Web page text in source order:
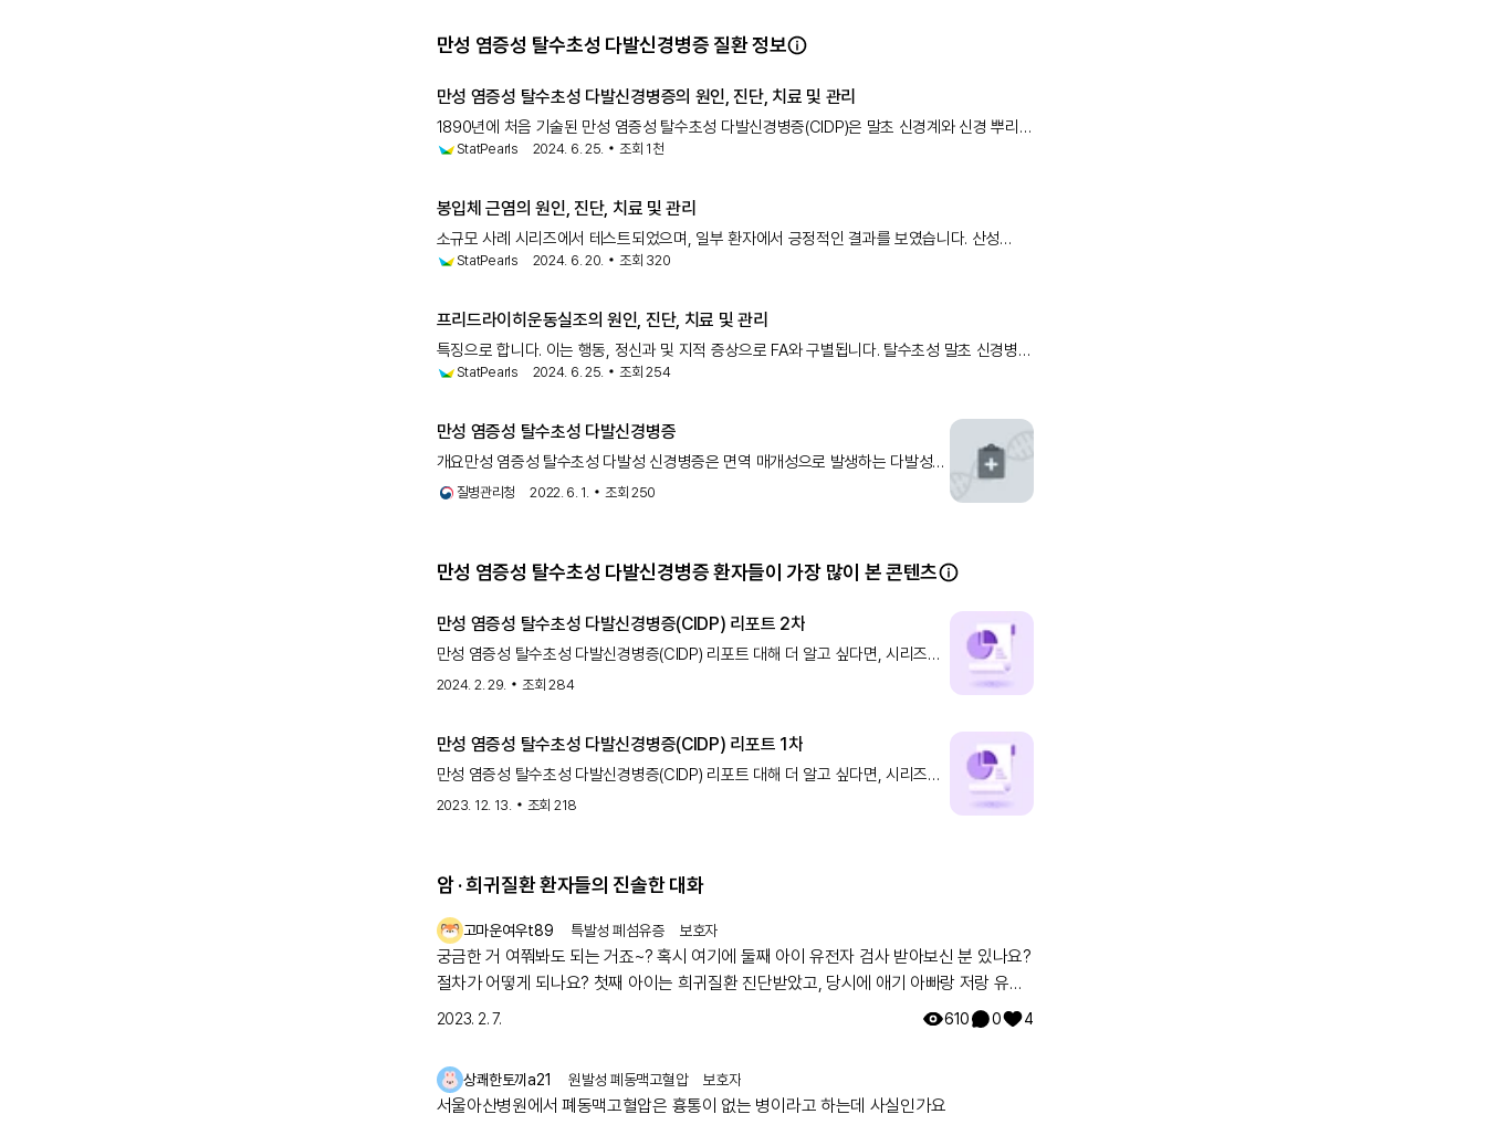
만성 염증성 탈수초성 다발신경병증 질환 정보
만성 염증성 탈수초성 다발신경병증의 원인, 진단, 치료 및 관리
1890년에 처음 기술된 만성 염증성 탈수초성 다발신경병증(CIDP)은 말초 신경계와 신경 뿌리에
영향을 미치는 면역 매개 질환입니다. CIDP는 근위 및 원위 근
StatPearls 2024. 6. 25. 조회 1천
봉입체 근염의 원인, 진단, 치료 및 관리
소규모 사례 시리즈에서 테스트되었으며, 일부 환자에서 긍정적인 결과를 보였습니다. 산성
말타아제 결핍증 만성 염증성 탈수초성 다발신경병증 약물 유발성 심근염 중증 근무력증의 응급
StatPearls 2024. 6. 20. 조회 320
프리드라이히운동실조의 원인, 진단, 치료 및 관리
특징으로 합니다. 이는 행동, 정신과 및 지적 증상으로 FA와 구별됩니다. 탈수초성 말초 신경병증
또는 만성 염증성 탈수초성 다발신경병증 – 근위 및 원위 근육의 대칭적 약화와 감각운동 말초
StatPearls 2024. 6. 25. 조회254
만성 염증성 탈수초성 다발신경병증
개요만성 염증성 탈수초성 다발성 신경병증은 면역 매개성으로 발생하는 다발성
신경병증 질환으로 2개월 이상에 걸쳐 점차적으로 근위부와 원위부 근육이
질병관리청 2022. 6. 1. 조회 250
만성 염증성 탈수초성 다발신경병증 환자들이 가장 많이 본 콘텐츠
만성 염증성 탈수초성 다발신경병증(CIDP) 리포트 2차
만성 염증성 탈수초성 다발신경병증(CIDP) 리포트 대해 더 알고 싶다면, 시리즈의
2024. 2. 29. 조회284
만성 염증성 탈수초성 다발신경병증(CIDP) 리포트 1차
만성 염증성 탈수초성 다발신경병증(CIDP) 리포트 대해 더 알고 싶다면, 시리즈의
2023. 12. 13. 조회 218
암 · 희귀질환 환자들의 진솔한 대화
고마운여우t89 특발성 폐섬유증 보호자
궁금한 거 여쭤봐도 되는 거죠~? 혹시 여기에 둘째 아이 유전자 검사 받아보신 분 있나요?
절차가 어떻게 되나요? 첫째 아이는 희귀질환 진단받았고, 당시에 애기 아빠랑 저랑 유전
자 검사했는데 돌연변이라고 하시더라구요.. 둘째 임신했는데 유전은 안 된다지만 워낙에
2023. 2. 7. 610 0 4
상쾌한토끼a21 원발성 폐동맥고혈압 보호자
서울아산병원에서 폐동맥고혈압은 흉통이 없는 병이라고 하는데 사실인가요